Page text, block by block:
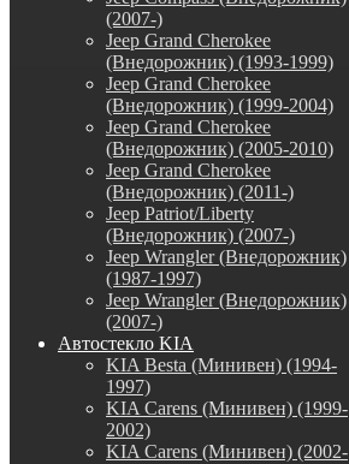
(2007-)
Jeep Grand Cherokee
(Внедорожник) (1993-1999)
Jeep Grand Cherokee
(Внедорожник) (1999-2004)
Jeep Grand Cherokee
(Внедорожник) (2005-2010)
Jeep Grand Cherokee
(Внедорожник) (2011-)
Jeep Patriot/Liberty
(Внедорожник) (2007-)
Jeep Wrangler (Внедорожник)
(1987-1997)
Jeep Wrangler (Внедорожник)
(2007-)
Автостекло KIA
KIA Besta (Минивен) (1994-
1997)
KIA Carens (Минивен) (1999-
2002)
KIA Carens (Минивен) (2002-